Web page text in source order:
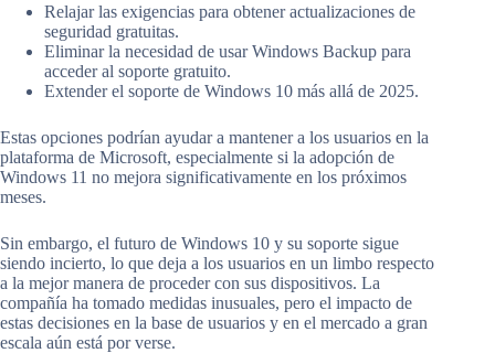
Relajar las exigencias para obtener actualizaciones de
seguridad gratuitas.
Eliminar la necesidad de usar Windows Backup para
acceder al soporte gratuito.
Extender el soporte de Windows 10 más allá de 2025.
Estas opciones podrían ayudar a mantener a los usuarios en la
plataforma de Microsoft, especialmente si la adopción de
Windows 11 no mejora significativamente en los próximos
meses.
Sin embargo, el futuro de Windows 10 y su soporte sigue
siendo incierto, lo que deja a los usuarios en un limbo respecto
a la mejor manera de proceder con sus dispositivos. La
compañía ha tomado medidas inusuales, pero el impacto de
estas decisiones en la base de usuarios y en el mercado a gran
escala aún está por verse.